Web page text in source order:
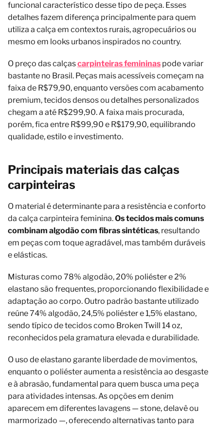
funcional característico desse tipo de peça. Esses
detalhes fazem diferença principalmente para quem
utiliza a calça em contextos rurais, agropecuários ou
mesmo em looks urbanos inspirados no country.
O preço das calçascarpinteiras femininas pode variar
bastante no Brasil. Peças mais acessíveis começam na
faixa de R$79,90, enquanto versões com acabamento
premium, tecidos densos ou detalhes personalizados
chegam a até R$299,90. A faixa mais procurada,
porém, fica entre R$99,90 e R$179,90, equilibrando
qualidade, estilo e investimento.
Principais materiais das calças
carpinteiras
O material é determinante para a resistência e conforto
da calça carpinteira feminina.Os tecidos mais comuns
combinam algodão com fibras sintéticas, resultando
em peças com toque agradável, mas também duráveis
e elásticas.
Misturas como 78% algodão, 20% poliéster e 2%
elastano são frequentes, proporcionando flexibilidade e
adaptação ao corpo. Outro padrão bastante utilizado
reúne 74% algodão, 24,5% poliéster e 1,5% elastano,
sendo típico de tecidos como Broken Twill 14 oz,
reconhecidos pela gramatura elevada e durabilidade.
O uso de elastano garante liberdade de movimentos,
enquanto o poliéster aumenta a resistência ao desgaste
e à abrasão, fundamental para quem busca uma peça
para atividades intensas. As opções em denim
aparecem em diferentes lavagens — stone, delavê ou
marmorizado —, oferecendo alternativas tanto para